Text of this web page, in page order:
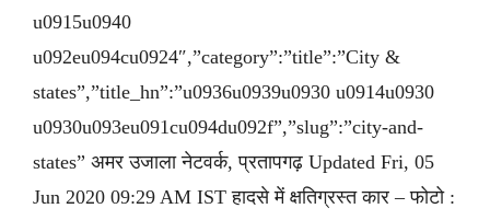
u0915u0940
u092eu094cu0924″,”category”:”title”:”City &
states”,”title_hn”:”u0936u0939u0930 u0914u0930
u0930u093eu091cu094du092f”,”slug”:”city-and-
states” अमर उजाला नेटवर्क, प्रतापगढ़ Updated Fri, 05
Jun 2020 09:29 AM IST हादसे में क्षतिग्रस्त कार – फोटो :